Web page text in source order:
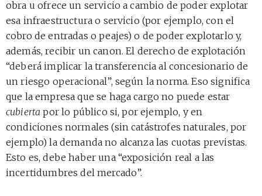
obra u ofrece un servicio a cambio de poder explotar
esa infraestructura o servicio (por ejemplo, con el
cobro de entradas o peajes) o de poder explotarlo y,
además, recibir un canon. El derecho de explotación
“deberá implicar la transferencia al concesionario de
un riesgo operacional”, según la norma. Eso significa
que la empresa que se haga cargo no puede estar
cubierta por lo público si, por ejemplo, y en
condiciones normales (sin catástrofes naturales, por
ejemplo) la demanda no alcanza las cuotas previstas.
Esto es, debe haber una “exposición real a las
incertidumbres del mercado”.